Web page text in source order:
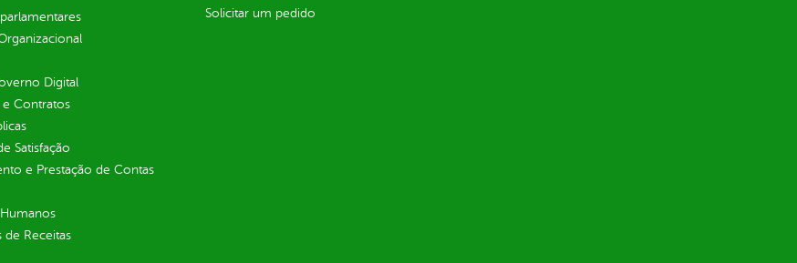
Digital
e Contratos
Satisfação
e Prestação de Contas
de Receitas
Solicitar um pedido